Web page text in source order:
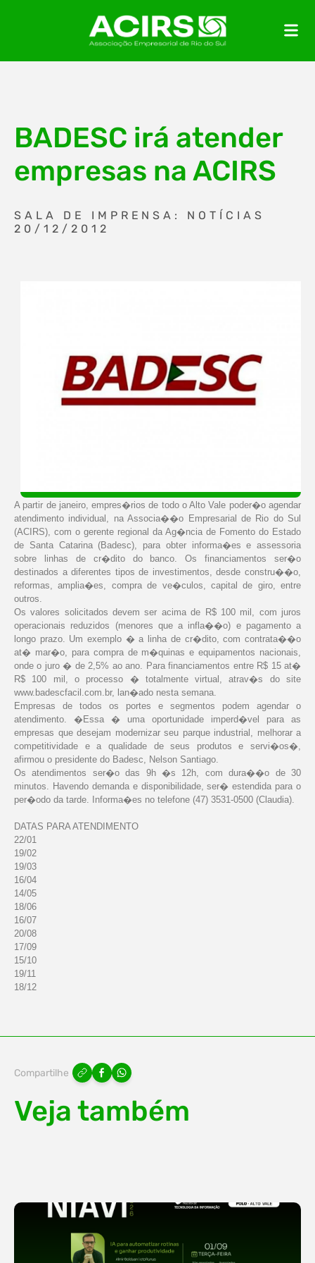
BADESC irá atender
empresas na ACIRS
SALA DE IMPRENSA: NOTÍCIAS
20/12/2012
A partir de janeiro, empres�rios de todo o Alto Vale poder�o agendar
atendimento individual, na Associa��o Empresarial de Rio do Sul
(ACIRS), com o gerente regional da Ag�ncia de Fomento do Estado
de Santa Catarina (Badesc), para obter informa�es e assessoria
sobre linhas de cr�dito do banco. Os financiamentos ser�o
destinados a diferentes tipos de investimentos, desde constru��o,
reformas, amplia�es, compra de ve�culos, capital de giro, entre
outros.
Os valores solicitados devem ser acima de R$ 100 mil, com juros
operacionais reduzidos (menores que a infla��o) e pagamento a
longo prazo. Um exemplo � a linha de cr�dito, com contrata��o
at� mar�o, para compra de m�quinas e equipamentos nacionais,
onde o juro � de 2,5% ao ano. Para financiamentos entre R$ 15 at�
R$ 100 mil, o processo � totalmente virtual, atrav�s do site
www.badescfacil.com.br, lan�ado nesta semana.
Empresas de todos os portes e segmentos podem agendar o
atendimento. �Essa � uma oportunidade imperd�vel para as
empresas que desejam modernizar seu parque industrial, melhorar a
competitividade e a qualidade de seus produtos e servi�os�,
afirmou o presidente do Badesc, Nelson Santiago.
Os atendimentos ser�o das 9h �s 12h, com dura��o de 30
minutos. Havendo demanda e disponibilidade, ser� estendida para o
per�odo da tarde. Informa�es no telefone (47) 3531-0500 (Claudia).
DATAS PARA ATENDIMENTO
22/01
19/02
19/03
16/04
14/05
18/06
16/07
20/08
17/09
15/10
19/11
18/12
Compartilhe
Veja também